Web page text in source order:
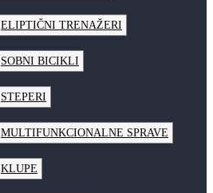
ELIPTIČNI TRENAŽERI
SOBNI BICIKLI
STEPERI
MULTIFUNKCIONALNE SPRAVE
KLUPE